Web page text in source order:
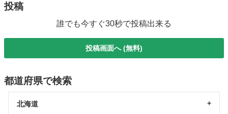
投稿
誰でも今すぐ30秒で投稿出来る
投稿画面へ (無料)
都道府県で検索
北海道